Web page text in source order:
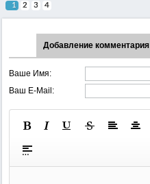
1 2 3 4
Добавление комментария
Ваше Имя:
Ваш E-Mail: